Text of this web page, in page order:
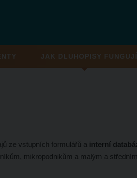
JAK DLUHOPISY FUNGUJÍ
ze vstupních formulářů a interní
mikropodnikům a malým a